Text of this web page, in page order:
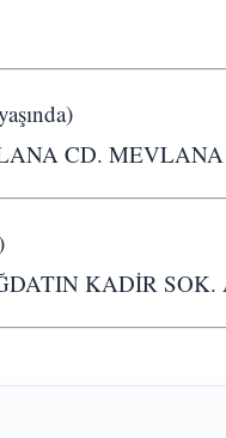
CD.
KADİR SOK.